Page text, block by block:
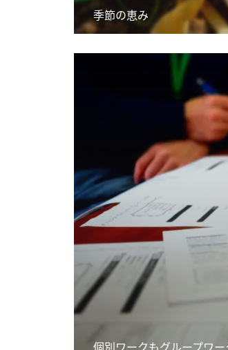
季節の恵み
個別ワークもグループワ